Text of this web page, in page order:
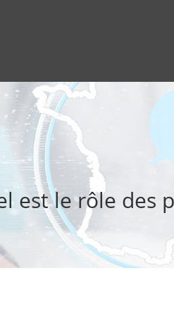
est le rôle des